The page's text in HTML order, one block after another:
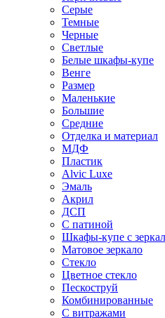
Серые
Темные
Черные
Светлые
Белые шкафы-купе
Венге
Размер
Маленькие
Большие
Средние
Отделка и материал
МДФ
Пластик
Alvic Luxe
Эмаль
Акрил
ДСП
С патиной
Шкафы-купе с
Матовое зеркало
Стекло
Цветное стекло
Пескоструй
Комбинированные
С витражами